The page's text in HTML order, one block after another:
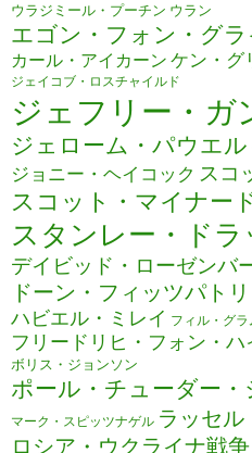
ウラジミール・プーチン ウラン
エゴン・フォン・グラ
カール・アイカーン ケン・グ
ジェイコブ・ロスチャイルド
ジェフリー・ガ
ジェローム・パウエル
ジョニー・ヘイコック スコ
スコット・マイナー
スタンレー・ド
デイビッド・ローゼンバ
ドーン・フィッツパト
ハビエル・ミレイ フィル・グラ
フリードリヒ・フォン・ハ
ボリス・ジョンソン
ポール・チューダー
マーク・スピッツナゲル ラッセル
ロシア・ウクライナ戦争